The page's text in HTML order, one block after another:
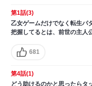
第1話(3)
乙女ゲームだけでなく転生パ
把握してるとは、前世の主人
681
第4話(1)
どう助けるのかと思ったらタ